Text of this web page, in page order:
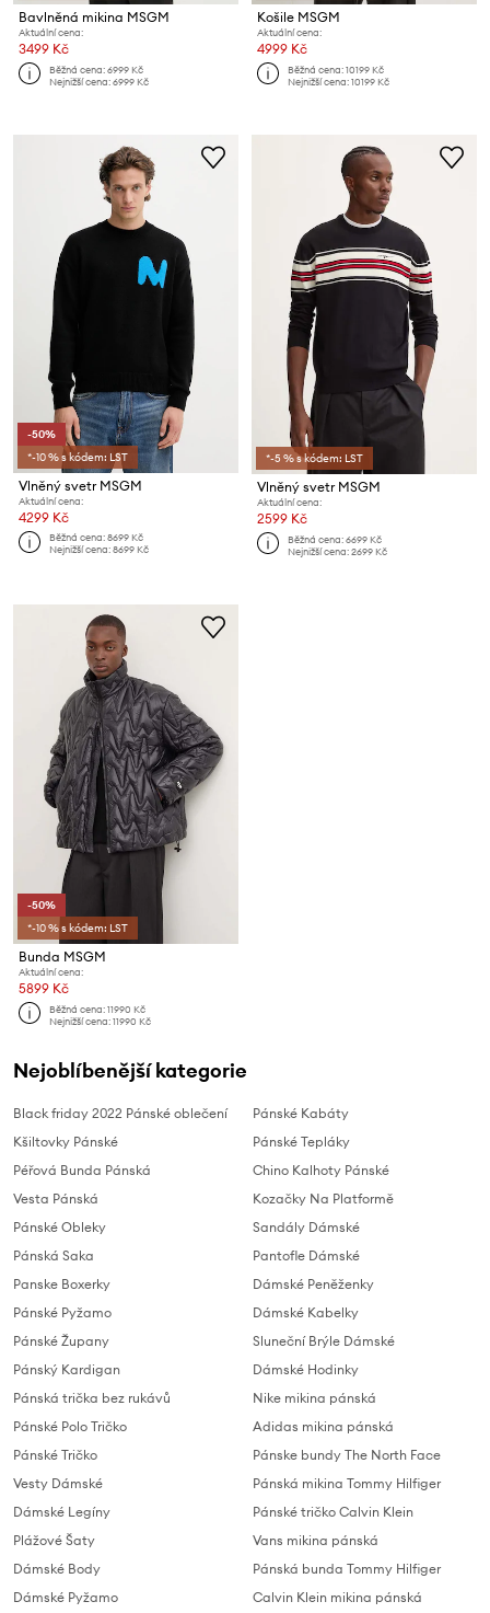
Bavlněná mikina MSGM
Aktuální cena:
3499 Kč
Běžná cena:6999 Kč
Nejnižší cena:6999 Kč
Košile MSGM
Aktuální cena:
4999 Kč
Běžná cena:10199 Kč
Nejnižší cena:10199 Kč
-50%
*-10 % s kódem: LST
Vlněný svetr MSGM
Aktuální cena:
4299 Kč
Běžná cena:8699 Kč
Nejnižší cena:8699 Kč
*-5 % s kódem: LST
Vlněný svetr MSGM
Aktuální cena:
2599 Kč
Běžná cena:6699 Kč
Nejnižší cena:2699 Kč
-50%
*-10 % s kódem: LST
Bunda MSGM
Aktuální cena:
5899 Kč
Běžná cena:11990 Kč
Nejnižší cena:11990 Kč
Nejoblíbenější kategorie
Black friday 2022 Pánské oblečení
Kšiltovky Pánské
Péřová Bunda Pánská
Vesta Pánská
Pánské Obleky
Pánská Saka
Panske Boxerky
Pánské Pyžamo
Pánské Župany
Pánský Kardigan
Pánská trička bez rukávů
Pánské Polo Tričko
Pánské Tričko
Vesty Dámské
Dámské Legíny
Plážové Šaty
Dámské Body
Dámské Pyžamo
Pánské Kabáty
Pánské Tepláky
Chino Kalhoty Pánské
Kozačky Na Platformě
Sandály Dámské
Pantofle Dámské
Dámské Peněženky
Dámské Kabelky
Sluneční Brýle Dámské
Dámské Hodinky
Nike mikina pánská
Adidas mikina pánská
Pánske bundy The North Face
Pánská mikina Tommy Hilfiger
Pánské tričko Calvin Klein
Vans mikina pánská
Pánská bunda Tommy Hilfiger
Calvin Klein mikina pánská